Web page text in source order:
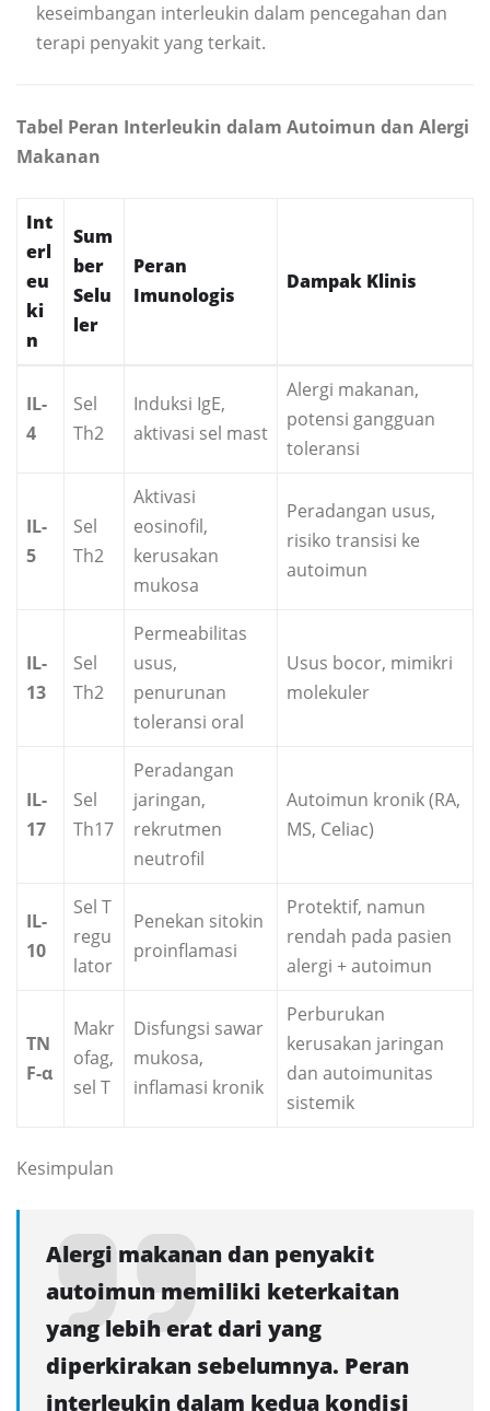
keseimbangan interleukin dalam pencegahan dan
terapi penyakit yang terkait.
Tabel Peran Interleukin dalam Autoimun dan Alergi
Makanan
Int
erl
eu
ki
n
Sum
ber
Selu
ler
Peran
Imunologis
Dampak Klinis
IL-
4
Sel
Th2
Induksi IgE,
aktivasi sel mast
Alergi makanan,
potensi gangguan
toleransi
IL-
5
Sel
Th2
Aktivasi
eosinofil,
kerusakan
mukosa
Peradangan usus,
risiko transisi ke
autoimun
IL-
13
Sel
Th2
Permeabilitas
usus,
penurunan
toleransi oral
Usus bocor, mimikri
molekuler
IL-
17
Sel
Th17
Peradangan
jaringan,
rekrutmen
neutrofil
Autoimun kronik (RA,
MS, Celiac)
IL-
10
Sel T
regu
lator
Penekan sitokin
proinflamasi
Protektif, namun
rendah pada pasien
alergi + autoimun
TN
F-α
Makr
ofag,
sel T
Disfungsi sawar
mukosa,
inflamasi kronik
Perburukan
kerusakan jaringan
dan autoimunitas
sistemik
Kesimpulan
Alergi makanan dan penyakit
autoimun memiliki keterkaitan
yang lebih erat dari yang
diperkirakan sebelumnya. Peran
interleukin dalam kedua kondisi